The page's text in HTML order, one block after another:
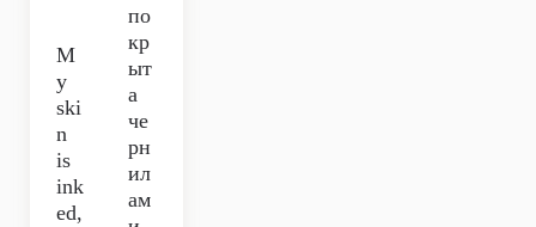
M
y
ski
n
is
ink
ed,
по
кр
ыт
а
че
рн
ил
ам